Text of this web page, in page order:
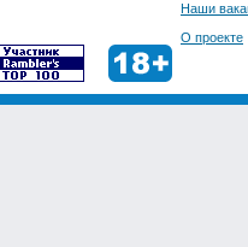
Наши
О проекте